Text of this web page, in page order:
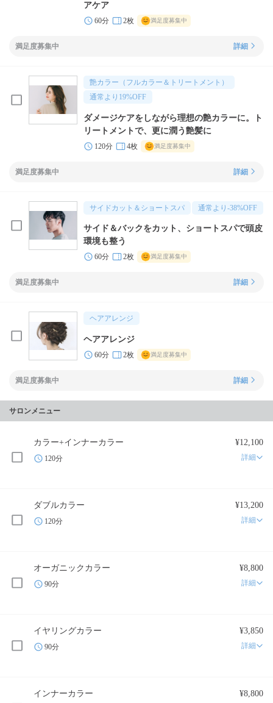
アケア
60分 2枚 満足度募集中
満足度募集中 詳細
艶カラー（フルカラー＆トリートメント）
通常より 19%OFF
ダメージケアをしながら理想の艶カラーに。ト
リートメントで、更に潤う艶髪に
120分 4枚 満足度募集中
満足度募集中 詳細
サイドカット＆ショートスパ 通常より -38%OFF
サイド＆バックをカット、ショートスパで頭皮
環境も整う
60分 2枚 満足度募集中
満足度募集中 詳細
ヘアアレンジ
ヘアアレンジ
60分 2枚 満足度募集中
満足度募集中 詳細
サロンメニュー
カラー+インナーカラー ¥12,100
120分 詳細
ダブルカラー ¥13,200
120分 詳細
オーガニックカラー ¥8,800
90分 詳細
イヤリングカラー ¥3,850
90分 詳細
インナーカラー ¥8,800